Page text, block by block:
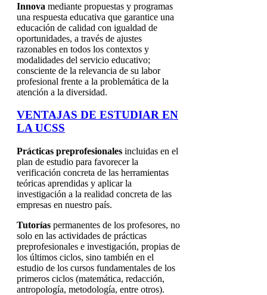
Innova mediante propuestas y programas
una respuesta educativa que garantice una
educación de calidad con igualdad de
oportunidades, a través de ajustes
razonables en todos los contextos y
modalidades del servicio educativo;
consciente de la relevancia de su labor
profesional frente a la problemática de la
atención a la diversidad.
VENTAJAS DE ESTUDIAR EN
LA UCSS
Prácticas preprofesionales incluidas en el
plan de estudio para favorecer la
verificación concreta de las herramientas
teóricas aprendidas y aplicar la
investigación a la realidad concreta de las
empresas en nuestro país.
Tutorías permanentes de los profesores, no
solo en las actividades de prácticas
preprofesionales e investigación, propias de
los últimos ciclos, sino también en el
estudio de los cursos fundamentales de los
primeros ciclos (matemática, redacción,
antropología, metodología, entre otros).